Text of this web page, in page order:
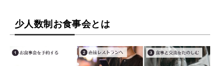
少人数制お食事会とは